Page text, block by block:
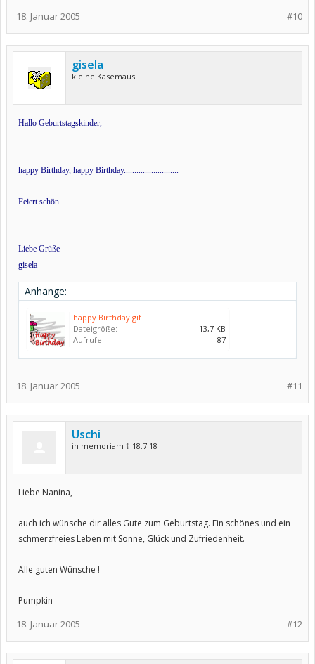
#10
18. Januar 2005
gisela
kleine Käsemaus
Hallo Geburtstagskinder,
happy Birthday, happy Birthday..........................
Feiert schön.
Liebe Grüße
gisela
Anhänge:
happy Birthday.gif
Dateigröße:
13,7 KB
Aufrufe:
87
#11
18. Januar 2005
Uschi
in memoriam † 18.7.18
Liebe Nanina,
auch ich wünsche dir alles Gute zum Geburtstag. Ein schönes und ein
schmerzfreies Leben mit Sonne, Glück und Zufriedenheit.
Alle guten Wünsche !
Pumpkin
#12
18. Januar 2005